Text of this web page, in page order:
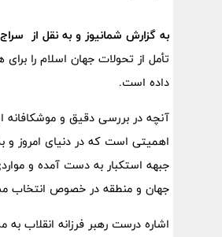
به گزارش شمانیوز و به نقل از سراج 24؛
تأمل از تحولات جهان اسلام را
داده است.
آنچه در بررسی دقیق و
اهمیتی است که در دنیای امروز و
جبهه استکبار به دست آمده و
جهان و منطقه در خصوص انتخاب
اشاره درست رهبر فرزانه انقلاب